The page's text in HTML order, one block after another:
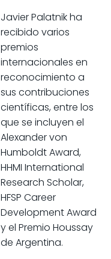
Javier Palatnik ha
recibido varios
premios
internacionales en
reconocimiento a
sus contribuciones
científicas, entre los
que se incluyen el
Alexander von
Humboldt Award,
HHMI International
Research Scholar,
HFSP Career
Development Award
y el Premio Houssay
de Argentina.